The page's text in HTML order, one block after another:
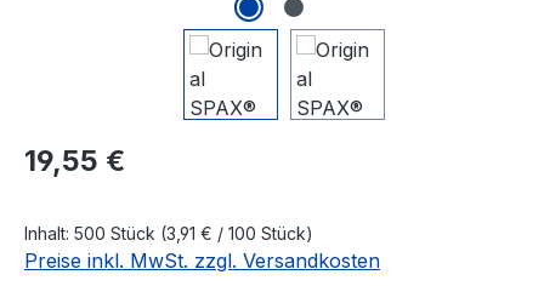
Regulärer Preis:
19,55 €
Inhalt: 500 Stück (3,91 € / 100 Stück)
Preise inkl. MwSt. zzgl. Versandkosten